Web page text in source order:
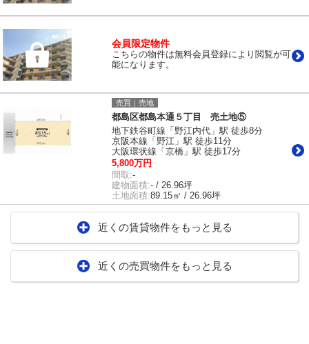
会員限定物件
こちらの物件は無料会員登録により閲覧が可
能になります。
売買｜売地
都島区都島本通５丁目 売土地⑤
地下鉄谷町線「野江内代」駅 徒歩8分
京阪本線「野江」駅 徒歩11分
大阪環状線「京橋」駅 徒歩17分
5,800万円
間取:-
建物面積:- / 26.96坪
土地面積:89.15㎡ / 26.96坪
近くの賃貸物件をもっと見る
近くの売買物件をもっと見る